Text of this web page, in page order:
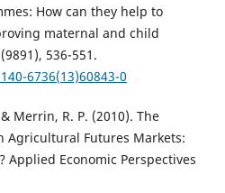
How can they help to
maternal and child
536-551.
6736(13)60843-0
Merrin, R. P. (2010). The
Agricultural Futures Markets:
Applied Economic Perspectives